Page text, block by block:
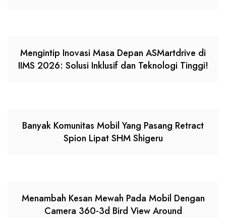
Mengintip Inovasi Masa Depan ASMartdrive di
IIMS 2026: Solusi Inklusif dan Teknologi Tinggi!
Banyak Komunitas Mobil Yang Pasang Retract
Spion Lipat SHM Shigeru
Menambah Kesan Mewah Pada Mobil Dengan
Camera 360-3d Bird View Around